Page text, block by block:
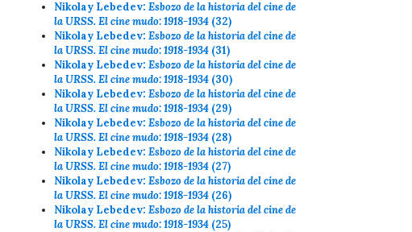
Nikolay Lebedev:Esbozo de la historia del cine de
la URSS. El cine mudo: 1918-1934 (32)
Nikolay Lebedev:Esbozo de la historia del cine de
la URSS. El cine mudo: 1918-1934 (31)
Nikolay Lebedev:Esbozo de la historia del cine de
la URSS. El cine mudo: 1918-1934 (30)
Nikolay Lebedev:Esbozo de la historia del cine de
la URSS. El cine mudo: 1918-1934 (29)
Nikolay Lebedev:Esbozo de la historia del cine de
la URSS. El cine mudo: 1918-1934 (28)
Nikolay Lebedev:Esbozo de la historia del cine de
la URSS. El cine mudo: 1918-1934 (27)
Nikolay Lebedev:Esbozo de la historia del cine de
la URSS. El cine mudo: 1918-1934 (26)
Nikolay Lebedev:Esbozo de la historia del cine de
la URSS. El cine mudo: 1918-1934 (25)